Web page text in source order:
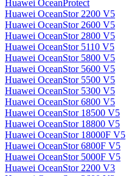
Huawei OceanProtect
Huawei OceanStor 2200 V5
Huawei OceanStor 2600 V5
Huawei OceanStor 2800 V5
Huawei OceanStor 5110 V5
Huawei OceanStor 5800 V5
Huawei OceanStor 5600 V5
Huawei OceanStor 5500 V5
Huawei OceanStor 5300 V5
Huawei OceanStor 6800 V5
Huawei OceanStor 18500 V5
Huawei OceanStor 18800 V5
Huawei OceanStor 18000F V5
Huawei OceanStor 6800F V5
Huawei OceanStor 5000F V5
Huawei OceanStor 2200 V3